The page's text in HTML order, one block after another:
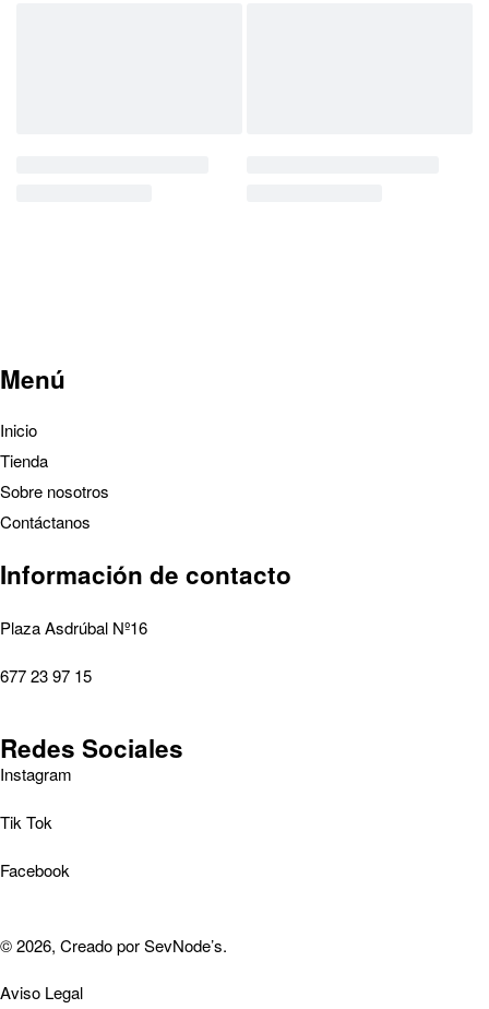
Menú
Inicio
Tienda
Sobre nosotros
Contáctanos
Información de contacto
Plaza Asdrúbal Nº16
677 23 97 15
Redes Sociales
Instagram
Tik Tok
Facebook
© 2026, Creado porSevNode’s.
Aviso Legal